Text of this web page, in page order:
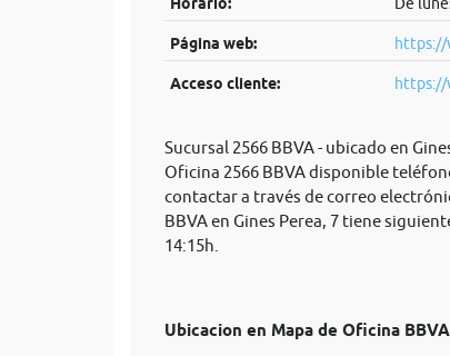
Página web: https://
Acceso cliente: https://
Sucursal 2566 BBVA - ubicado en
Oficina 2566 BBVA disponible
contactar a través de correo
BBVA en Gines Perea, 7 tiene
14:15h.
Ubicacion en Mapa de Oficina